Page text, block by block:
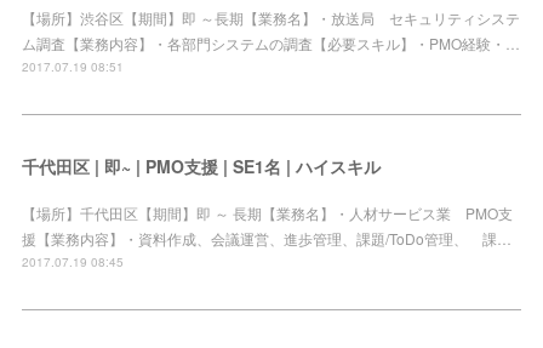
【場所】渋谷区【期間】即 ～長期【業務名】・放送局 セキュリティシステ
ム調査【業務内容】・各部門システムの調査【必要スキル】・PMO経験・…
2017.07.19 08:51
千代田区 | 即~ | PMO支援 | SE1名 | ハイスキル
【場所】千代田区【期間】即 ～ 長期【業務名】・人材サービス業 PMO支
援【業務内容】・資料作成、会議運営、進歩管理、課題/ToDo管理、 課…
2017.07.19 08:45